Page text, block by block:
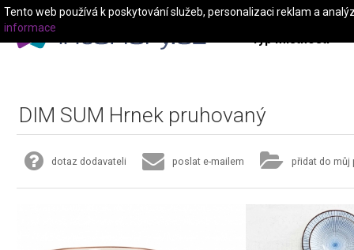
Typ místnosti
DIM SUM Hrnek pruhovaný
dotaz dodavateli poslat e-mailem přidat do můj
Tento web používá k poskytování služeb, personalizaci reklam a
informace